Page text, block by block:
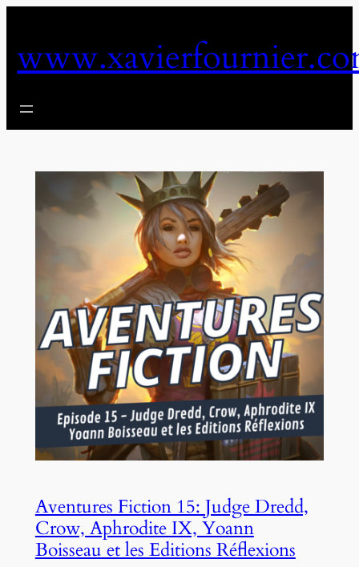
contenu
Aventures Fiction 15: Judge Dredd,
Crow, Aphrodite IX, Yoann
Boisseau et les Editions Réflexions